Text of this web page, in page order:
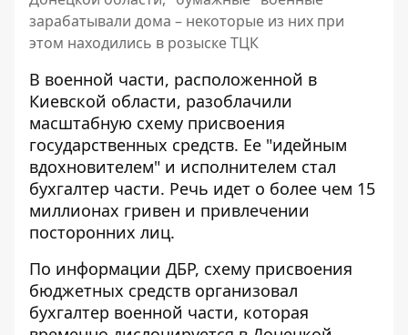
зарабатывали дома – некоторые из них при
этом находились в розыске ТЦК
В военной части, расположенной в
Киевской области, разоблачили
масштабную схему присвоения
государственных средств. Ее "идейным
вдохновителем" и исполнителем стал
бухгалтер части. Речь идет о более чем 15
миллионах гривен и привлечении
посторонних лиц.
По информации ДБР, схему присвоения
бюджетных средств организовал
бухгалтер военной части, которая